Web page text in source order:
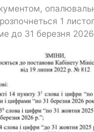
1
до 31 березня